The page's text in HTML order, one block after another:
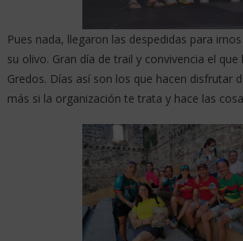
Pues nada, llegaron las despedidas para
su olivo. Gran día de trail y convivencia el
Gredos. Días así son los que hacen disfrutar
más si la organización te trata y hace las